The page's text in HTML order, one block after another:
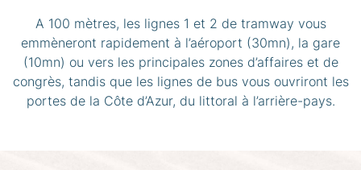
A 100 mètres, les lignes 1 et 2 de tramway vous
emmèneront rapidement à l’aéroport (30mn), la gare
(10mn) ou vers les principales zones d’affaires et de
congrès, tandis que les lignes de bus vous ouvriront les
portes de la Côte d’Azur, du littoral à l’arrière-pays.